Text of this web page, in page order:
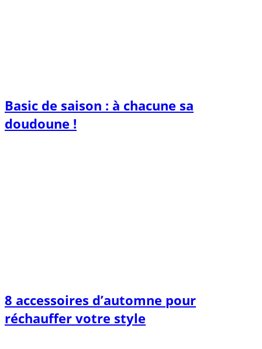
Basic de saison : à chacune sa
doudoune !
8 accessoires d’automne pour
réchauffer votre style